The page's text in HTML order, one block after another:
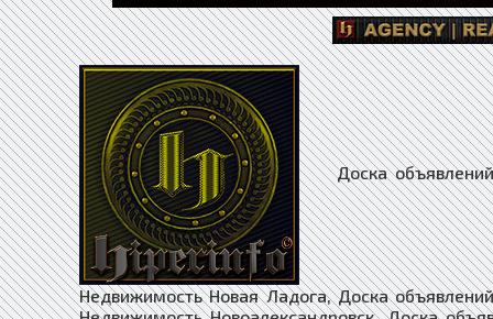
Доска объявлений Купить Недвижимость Никольское, Доска объявлений Купить Недвижимость Новая Ладога, Доска объявлений Купить Недвижимость Новая Ляля, Доска объявлений Купить Недвижимость Новоалександровск, Доска объявлений Купить Недвижимость Новоалтайск, Доска объявлений Купить Недвижимость Новоаннинский, Доска объявлений Купить Недвижимость Нововоронеж, Доска объявлений Купить Недвижимость Новодвинск, Доска объявлений Купить Недвижимость Новозыбков, Доска объявлений Купить Недвижимость Советский, Доска объявлений Купить Недвижимость Сокол, Доска объявлений Купить Недвижимость Солигалич, Доска объявлений Купить Недвижимость Соликамск, Доска объявлений Купить Недвижимость Солнечногорск, Доска объявлений Купить Недвижимость Соль-Илецк, Доска объявлений Купить Недвижимость Сольвычегодск, Доска объявлений Купить Недвижимость Сольцы, Доска объявлений Купить Недвижимость Сорочинск, Доска объявлений Купить Недвижимость Сорск, Доска объявлений Купить Недвижимость Сортавала, Доска объявлений Купить Недвижимость Сосенский, Доска объявлений Купить Недвижимость Сосновка, Доска объявлений Купить Недвижимость Сосновоборск, Доска объявлений Купить Недвижимость Сосновый Бор, Доска объявлений Купить Недвижимость Сосногорск, Доска объявлений Купить Недвижимость Сочи, Доска объявлений Купить Недвижимость Спас-Деменск, Доска объявлений Купить Недвижимость Абаза, Доска объявлений Купить Недвижимость Абакан, Доска объявлений Купить Недвижимость Абдулино, Доска объявлений Купить Недвижимость Абинск, Доска объявлений Купить Недвижимость Агидель, Доска объявлений Купить Недвижимость Агрыз, Доска объявлений Купить Недвижимость Адыгейск, Доска объявлений Купить Недвижимость Азнакаево, Доска объявлений Купить Недвижимость Азов, Доска объявлений Купить Недвижимость Ак-Довурак, Доска объявлений Купить Недвижимость Аксай, Доска объявлений Купить Недвижимость Алагир, Доска объявлений Купить Недвижимость Алапаевск, Доска объявлений Купить Недвижимость Алатырь, Доска объявлений Купить Недвижимость Алдан, Доска объявлений Купить Недвижимость Алейск, Доска объявлений Купить Недвижимость Александров, Доска объявлений Купить Недвижимость Александровск, Доска объявлений Купить Недвижимость Александровск-Сахалинский, Доска объявлений Купить Недвижимость Алексеевка, Доска объявлений Купить Недвижимость Алексин, Доска объявлений Купить Недвижимость Алзамай, Доска объявлений Купить Недвижимость Алупка, Доска объявлений Купить Недвижимость Алушта, Доска объявлений Купить Недвижимость Альметьевск, Доска объявлений Купить Недвижимость Амурск, Доска